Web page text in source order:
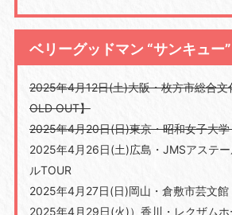
ベリーグッドマン “サンキュー
2025年4月12日(土)大阪・枚方市総合文
OLD OUT】
2025年4月20日(日)東京・昭和女子大
2025年4月26日(土)広島・JMSアステ
ルTOUR
2025年4月27日(日)岡山・倉敷市芸文館
2025年4月29日(火)）香川・レクザム